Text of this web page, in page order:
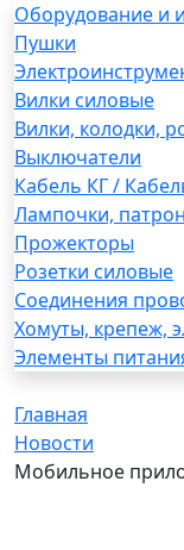
Оборудование и
Пушки
Вилки силовые
Вилки, колодки,
Выключатели
Кабель КГ /
Лампочки,
Прожекторы
Розетки силовые
Соединения
Хомуты, крепеж,
Элементы
Главная
Новости
Мобильное